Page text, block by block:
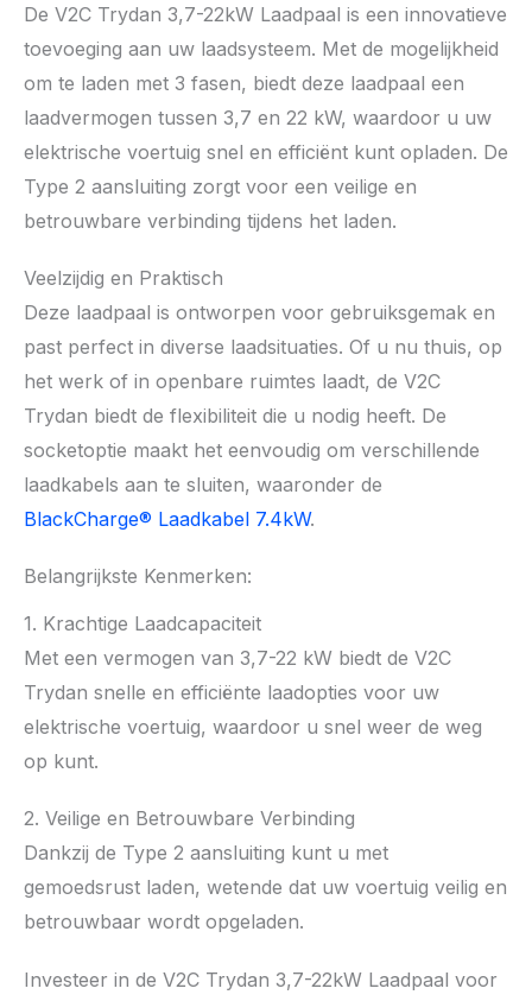
De V2C Trydan 3,7-22kW Laadpaal is een innovatieve
toevoeging aan uw laadsysteem. Met de mogelijkheid
om te laden met 3 fasen, biedt deze laadpaal een
laadvermogen tussen 3,7 en 22 kW, waardoor u uw
elektrische voertuig snel en efficiënt kunt opladen. De
Type 2 aansluiting zorgt voor een veilige en
betrouwbare verbinding tijdens het laden.
Veelzijdig en Praktisch
Deze laadpaal is ontworpen voor gebruiksgemak en
past perfect in diverse laadsituaties. Of u nu thuis, op
het werk of in openbare ruimtes laadt, de V2C
Trydan biedt de flexibiliteit die u nodig heeft. De
socketoptie maakt het eenvoudig om verschillende
laadkabels aan te sluiten, waaronder de
BlackCharge® Laadkabel 7.4kW.
Belangrijkste Kenmerken:
1. Krachtige Laadcapaciteit
Met een vermogen van 3,7-22 kW biedt de V2C
Trydan snelle en efficiënte laadopties voor uw
elektrische voertuig, waardoor u snel weer de weg
op kunt.
2. Veilige en Betrouwbare Verbinding
Dankzij de Type 2 aansluiting kunt u met
gemoedsrust laden, wetende dat uw voertuig veilig en
betrouwbaar wordt opgeladen.
Investeer in de V2C Trydan 3,7-22kW Laadpaal voor